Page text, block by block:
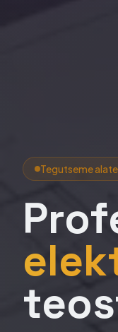
Tegutseme